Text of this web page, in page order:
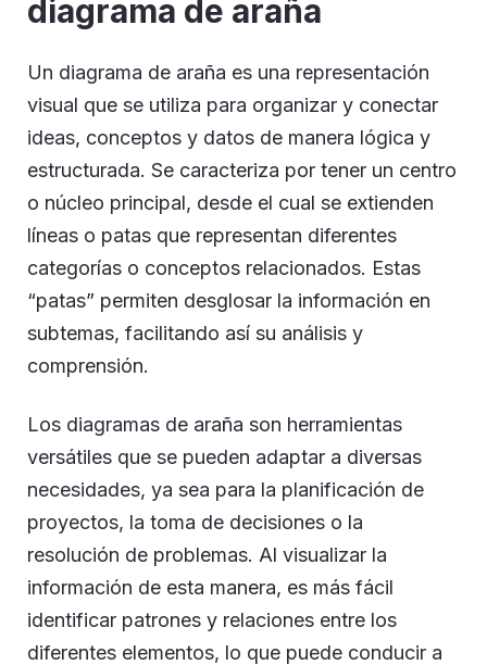
diagrama de araña
Un diagrama de araña es una representación
visual que se utiliza para organizar y conectar
ideas, conceptos y datos de manera lógica y
estructurada. Se caracteriza por tener un centro
o núcleo principal, desde el cual se extienden
líneas o patas que representan diferentes
categorías o conceptos relacionados. Estas
“patas” permiten desglosar la información en
subtemas, facilitando así su análisis y
comprensión.
Los diagramas de araña son herramientas
versátiles que se pueden adaptar a diversas
necesidades, ya sea para la planificación de
proyectos, la toma de decisiones o la
resolución de problemas. Al visualizar la
información de esta manera, es más fácil
identificar patrones y relaciones entre los
diferentes elementos, lo que puede conducir a